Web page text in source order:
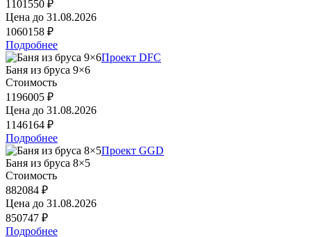
1101550 ₽
Цена до 31.08.2026
1060158 ₽
Подробнее
Проект DFC
Баня из бруса 9×6
Стоимость
1196005 ₽
Цена до 31.08.2026
1146164 ₽
Подробнее
Проект GGD
Баня из бруса 8×5
Стоимость
882084 ₽
Цена до 31.08.2026
850747 ₽
Подробнее